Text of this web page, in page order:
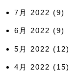
7月 2022 (9)
6月 2022 (9)
5月 2022 (12)
4月 2022 (15)